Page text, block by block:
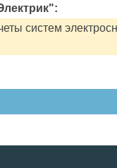
систем